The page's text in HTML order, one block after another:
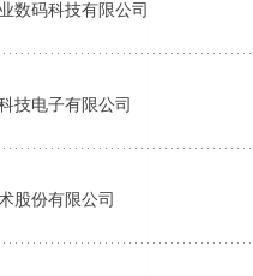
数码科技有限公司
技电子有限公司
股份有限公司